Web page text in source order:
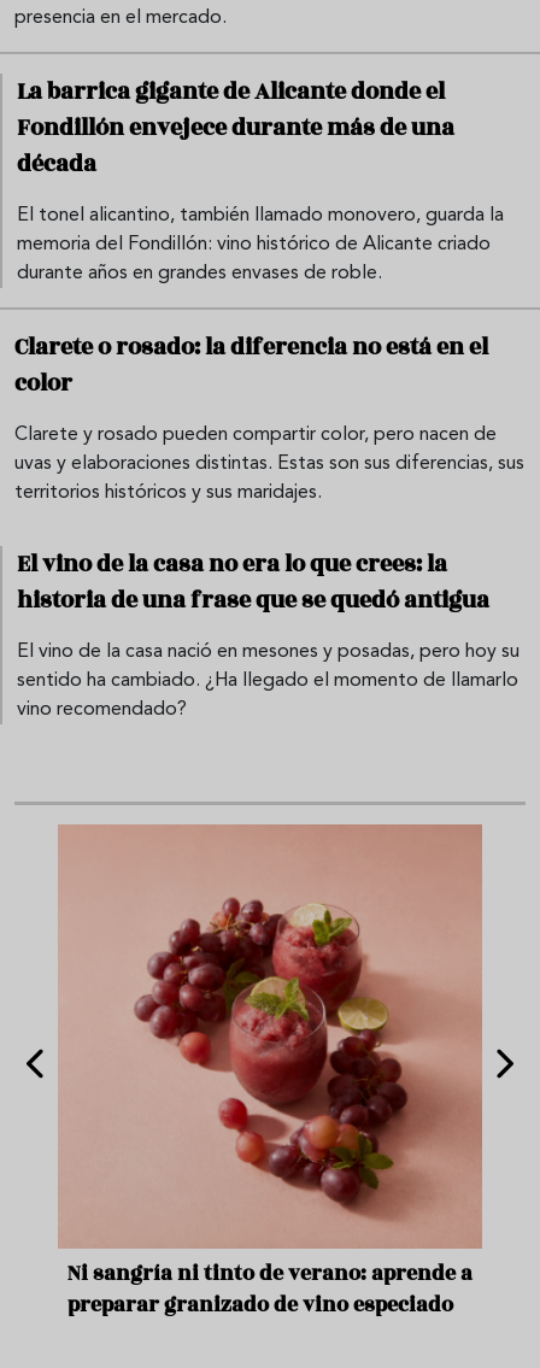
presencia en el mercado.
La barrica gigante de Alicante donde el
Fondillón envejece durante más de una
década
El tonel alicantino, también llamado monovero, guarda la
memoria del Fondillón: vino histórico de Alicante criado
durante años en grandes envases de roble.
Clarete o rosado: la diferencia no está en el
color
Clarete y rosado pueden compartir color, pero nacen de
uvas y elaboraciones distintas. Estas son sus diferencias, sus
territorios históricos y sus maridajes.
El vino de la casa no era lo que crees: la
historia de una frase que se quedó antigua
El vino de la casa nació en mesones y posadas, pero hoy su
sentido ha cambiado. ¿Ha llegado el momento de llamarlo
vino recomendado?
Ni sangría ni tinto de verano: aprende a
preparar granizado de vino especiado